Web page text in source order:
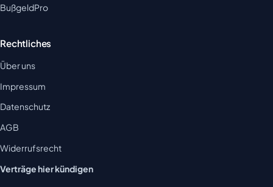
BußgeldPro
Rechtliches
Über uns
Impressum
Datenschutz
AGB
Widerrufsrecht
Verträge hier kündigen